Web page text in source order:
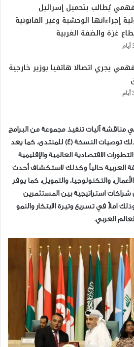
يُطالب بتحميل إسرائيل
إجراءاتها الوحشية وغير القانونية
غزة والضفة الغربية
يجري اتصالا هاتفيا بوزير خارجية
مناقشة آليات تنفيذ مجموعة من البرامج
والمبادرات الاستراتيجية وكذلك توصيات النسخة (4) للمنتدى، كما يعد
الاقتصادية العالمية والإقليمية
العربية حالياً وكذلك لاستكشاف أحدث
والتكنولوجيا، والتمويل، كما يوفر
شراكات استراتيجية بين المستثمرين
املاً في تسريع وتيرة الابتكار والنمو
العربي.